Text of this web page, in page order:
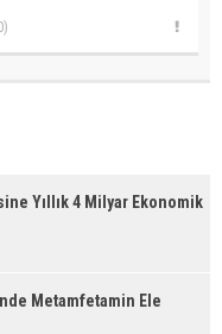
Yıllık 4 Milyar Ekonomik
Metamfetamin Ele